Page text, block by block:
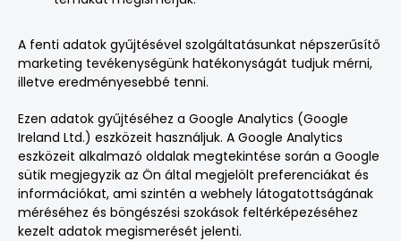
A fenti adatok gyűjtésével szolgáltatásunkat népszerűsítő
marketing tevékenységünk hatékonyságát tudjuk mérni,
illetve eredményesebbé tenni.
Ezen adatok gyűjtéséhez a Google Analytics (Google
Ireland Ltd.) eszközeit használjuk. A Google Analytics
eszközeit alkalmazó oldalak megtekintése során a Google
sütik megjegyzik az Ön által megjelölt preferenciákat és
információkat, ami szintén a webhely látogatottságának
méréséhez és böngészési szokások feltérképezéséhez
kezelt adatok megismerését jelenti.